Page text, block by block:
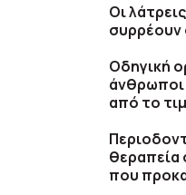
Οι
συρρέουν
Οδηγική
άνθρωποι
από το
θεραπεία
που